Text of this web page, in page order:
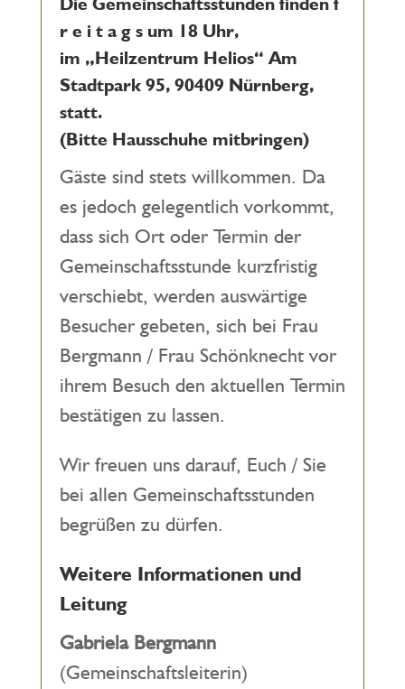
r e i t a g s um 18 Uhr,
im „Heilzentrum Helios“Am
Stadtpark 95, 90409 Nürnberg,
statt.
(Bitte Hausschuhe mitbringen)
Gäste sind stets willkommen. Da
es jedoch gelegentlich vorkommt,
dass sich Ort oder Termin der
Gemeinschaftsstunde kurzfristig
verschiebt, werden auswärtige
Besucher gebeten, sich bei Frau
Bergmann / Frau Schönknecht vor
ihrem Besuch den aktuellen Termin
bestätigen zu lassen.
Wir freuen uns darauf, Euch / Sie
bei allen Gemeinschaftsstunden
begrüßen zu dürfen.
Weitere Informationen und
Leitung
Gabriela Bergmann
(Gemeinschaftsleiterin)